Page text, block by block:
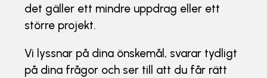
det gäller ett mindre uppdrag eller ett
större projekt.
Vi lyssnar på dina önskemål, svarar tydligt
på dina frågor och ser till att du får rätt